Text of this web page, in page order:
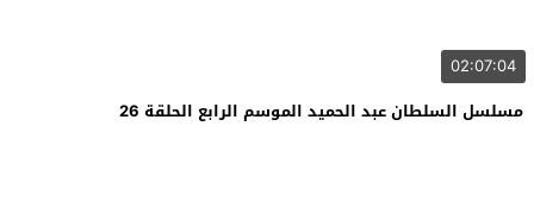
02:07:04
مسلسل السلطان عبد الحميد الموسم الرابع الحلقة 26